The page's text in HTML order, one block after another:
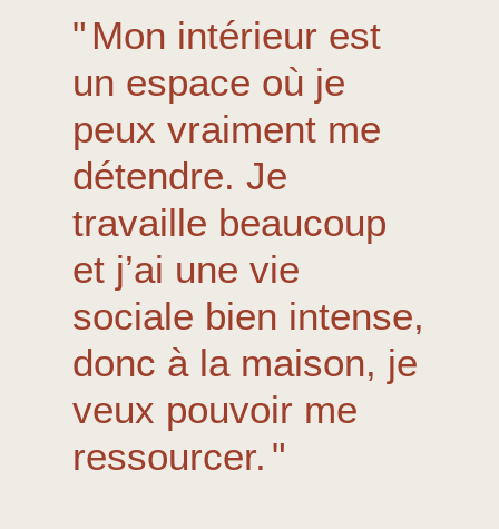
Mon intérieur est
un espace où je
peux vraiment me
détendre. Je
travaille beaucoup
et j’ai une vie
sociale bien intense,
donc à la maison, je
veux pouvoir me
ressourcer.